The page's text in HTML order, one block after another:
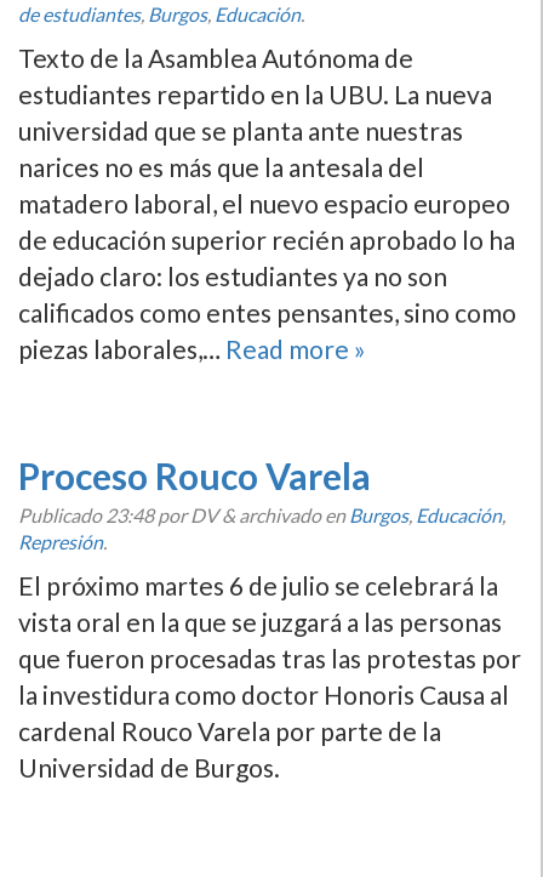
de estudiantes, Burgos, Educación.
Texto de la Asamblea Autónoma de
estudiantes repartido en la UBU. La nueva
universidad que se planta ante nuestras
narices no es más que la antesala del
matadero laboral, el nuevo espacio europeo
de educación superior recién aprobado lo ha
dejado claro: los estudiantes ya no son
calificados como entes pensantes, sino como
piezas laborales,… Read more »
Proceso Rouco Varela
Publicado23:48por DV&archivado enBurgos, Educación,
Represión.
El próximo martes 6 de julio se celebrará la
vista oral en la que se juzgará a las personas
que fueron procesadas tras las protestas por
la investidura como doctor Honoris Causa al
cardenal Rouco Varela por parte de la
Universidad de Burgos.